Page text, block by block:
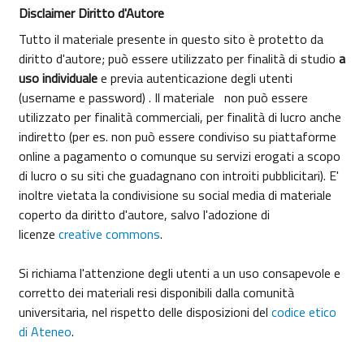
Disclaimer Diritto d'Autore
Tutto il materiale presente in questo sito è protetto da
diritto d'autore; può essere utilizzato per finalità di studio a
uso individualee previa autenticazione degli utenti
(username e password) . Il materiale non può essere
utilizzato per finalità commerciali, per finalità di lucro anche
indiretto (per es. non può essere condiviso su piattaforme
online a pagamento o comunque su servizi erogati a scopo
di lucro o su siti che guadagnano con introiti pubblicitari). E'
inoltre vietata la condivisione su social media di materiale
coperto da diritto d'autore, salvo l'adozione di
licenze creative commons.
Si richiama l'attenzione degli utenti a un uso consapevole e
corretto dei materiali resi disponibili dalla comunità
universitaria, nel rispetto delle disposizioni del codice etico
di Ateneo.